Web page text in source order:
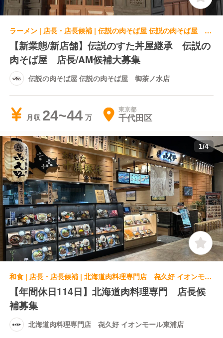
ラーメン | 店長・店長候補 | 伝説の肉そば屋 伝説の肉そば屋 御茶ノ水店
【新業態/新店舗】伝説のすた丼屋継承 伝説の
肉そば屋 店長/AM候補大募集
伝説の肉そば屋 伝説の肉そば屋 御茶ノ水店
月収 24~44 東京都
千代田区
1/4
和食 | 店長・店長候補 | 北海道肉料理専門店 㐂久好 イオンモール東浦店
【年間休日114日】北海道肉料理専門 店長候
補募集
北海道肉料理専門店 㐂久好 イオンモール東浦店